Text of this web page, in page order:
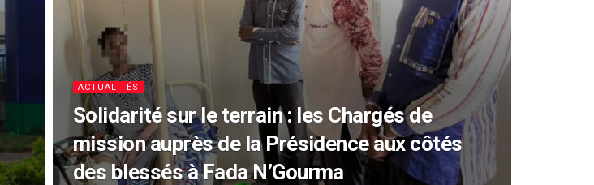
ACTUALITÉS
Solidarité sur le terrain : les Chargés de
mission auprès de la Présidence aux côtés
des blessés à Fada N’Gourma